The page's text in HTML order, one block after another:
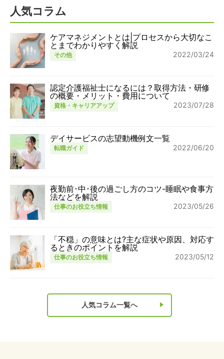
人気コラム
ケアマネジメントとは|プロセスから大切なこ
とまでわかりやすく解説
その他 2022/03/24
認定介護福祉士になるには？取得方法・研修
の概要・メリット・費用について
資格・キャリアアップ 2023/07/28
デイサービスの志望動機例文一覧
転職ガイド 2022/06/20
夜勤前･中･後の過ごし方のコツ-睡眠や食事方
法などを解説
仕事のお役立ち情報 2023/05/26
「不穏」の意味とは?主な症状や原因、対応す
るときのポイントを解説
仕事のお役立ち情報 2023/05/12
人気コラム一覧へ